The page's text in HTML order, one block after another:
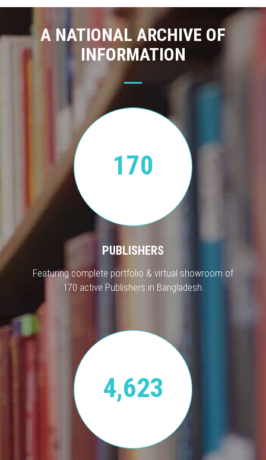
A NATIONAL ARCHIVE OF
INFORMATION
170
PUBLISHERS
Featuring complete portfolio & virtual showroom of
170 active Publishers in Bangladesh.
4,623